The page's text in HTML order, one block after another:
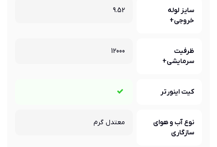
سایز لوله
خروجی+
9.52
ظرفیت
سرمایشی+
12000
کیت اینورتر
نوع آب و هوای
سازگاری
معتدل گرم